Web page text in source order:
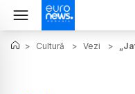
> Cultură > Vezi >